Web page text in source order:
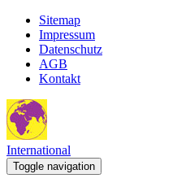
Sitemap
Impressum
Datenschutz
AGB
Kontakt
International
Toggle navigation